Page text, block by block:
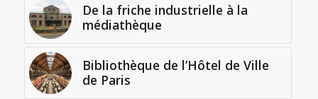
De la friche industrielle à la
médiathèque
Bibliothèque de l’Hôtel de Ville
de Paris